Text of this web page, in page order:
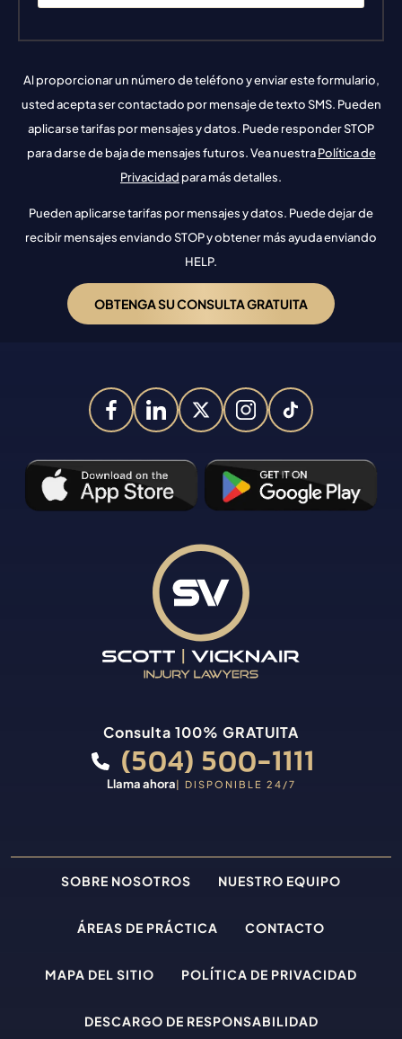
Al proporcionar un número de teléfono y enviar este formulario,
usted acepta ser contactado por mensaje de texto SMS. Pueden
aplicarse tarifas por mensajes y datos. Puede responder STOP
para darse de baja de mensajes futuros. Vea nuestraPolítica de
Privacidad para más detalles.
Pueden aplicarse tarifas por mensajes y datos. Puede dejar de
recibir mensajes enviando STOP y obtener más ayuda enviando
HELP.
Consulta 100% GRATUITA
(504) 500-1111
Llama ahora| DISPONIBLE 24/7
SOBRE NOSOTROS NUESTRO EQUIPO
ÁREAS DE PRÁCTICA CONTACTO
MAPA DEL SITIO POLÍTICA DE PRIVACIDAD
DESCARGO DE RESPONSABILIDAD